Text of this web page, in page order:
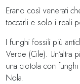
Erano così venerati
toccarli e solo i reali
I funghi fossili più
Verde (Cile). Un’altra
una ciotola con
Nola.